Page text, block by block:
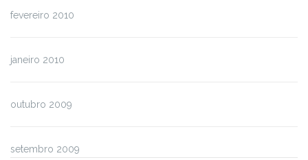
fevereiro 2010
janeiro 2010
outubro 2009
setembro 2009